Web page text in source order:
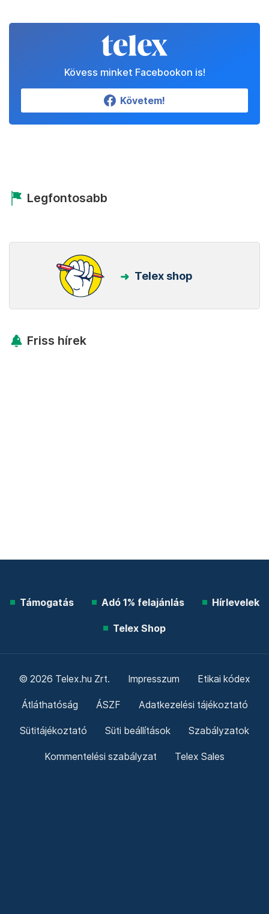
Kövess minket Facebookon is!
Követem!
Legfontosabb
Telex shop
Friss hírek
Támogatás Adó 1% felajánlás Hírlevelek
Telex Shop
© 2026 Telex.hu Zrt. Impresszum Etikai kódex
Átláthatóság ÁSZF Adatkezelési tájékoztató
Sütitájékoztató Süti beállítások Szabályzatok
Kommentelési szabályzat Telex Sales